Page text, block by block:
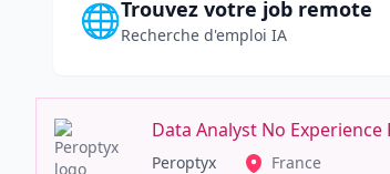
🌐Trouvez votre job remote
Recherche d'emploi IA
Data Analyst No Experience
Peroptyx France